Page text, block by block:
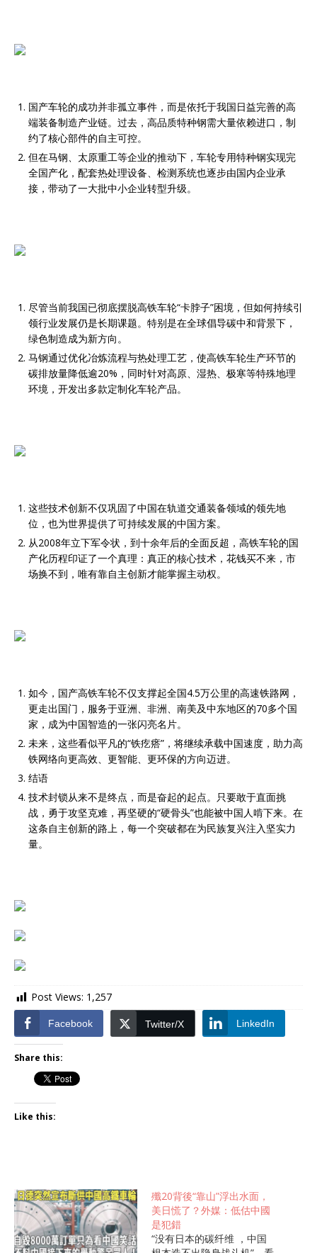
国产车轮的成功并非孤立事件，而是依托于我国日益完善的高
端装备制造产业链。过去，高品质特种钢需大量依赖进口，制
约了核心部件的自主可控。
但在马钢、太原重工等企业的推动下，车轮专用特种钢实现完
全国产化，配套热处理设备、检测系统也逐步由国内企业承
接，带动了一大批中小企业转型升级。
尽管当前我国已彻底摆脱高铁车轮“卡脖子”困境，但如何持续引
领行业发展仍是长期课题。特别是在全球倡导碳中和背景下，
绿色制造成为新方向。
马钢通过优化冶炼流程与热处理工艺，使高铁车轮生产环节的
碳排放量降低逾20%，同时针对高原、湿热、极寒等特殊地理
环境，开发出多款定制化车轮产品。
这些技术创新不仅巩固了中国在轨道交通装备领域的领先地
位，也为世界提供了可持续发展的中国方案。
从2008年立下军令状，到十余年后的全面反超，高铁车轮的国
产化历程印证了一个真理：真正的核心技术，花钱买不来，市
场换不到，唯有靠自主创新才能掌握主动权。
如今，国产高铁车轮不仅支撑起全国4.5万公里的高速铁路网，
更走出国门，服务于亚洲、非洲、南美及中东地区的70多个国
家，成为中国智造的一张闪亮名片。
未来，这些看似平凡的“铁疙瘩”，将继续承载中国速度，助力高
铁网络向更高效、更智能、更环保的方向迈进。
结语
技术封锁从来不是终点，而是奋起的起点。只要敢于直面挑
战，勇于攻坚克难，再坚硬的“硬骨头”也能被中国人啃下来。在
这条自主创新的路上，每一个突破都在为民族复兴注入坚实力
量。
Post Views: 1,257
Facebook Twitter/X LinkedIn
Share this:
Like this:
殲20背後“靠山”浮出水面，
美日慌了？外媒：低估中國
是犯錯
“没有日本的碳纤维 ，中国